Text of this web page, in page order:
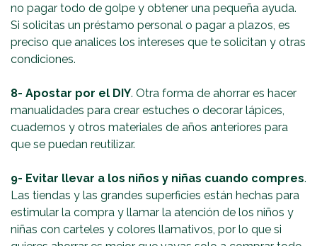
no pagar todo de golpe y obtener una pequeña ayuda.
Si solicitas un préstamo personal o pagar a plazos, es
preciso que analices los intereses que te solicitan y otras
condiciones.
8- Apostar por el DIY. Otra forma de ahorrar es hacer
manualidades para crear estuches o decorar lápices,
cuadernos y otros materiales de años anteriores para
que se puedan reutilizar.
9- Evitar llevar a los niños y niñas cuando compres.
Las tiendas y las grandes superficies están hechas para
estimular la compra y llamar la atención de los niños y
niñas con carteles y colores llamativos, por lo que si